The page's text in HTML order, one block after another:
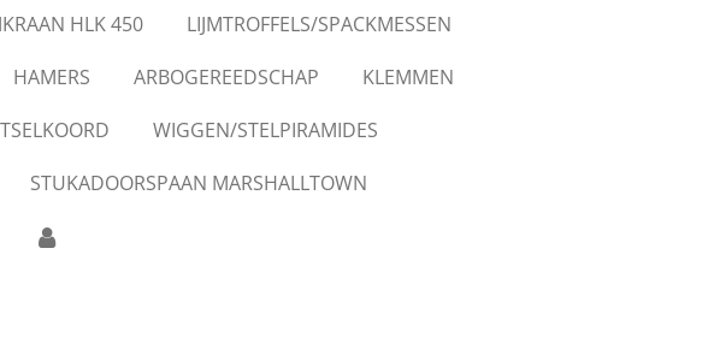
HLK 450
LIJMTROFFELS/SPACKMESSEN
HAMERS ARBOGEREEDSCHAP
KLEMMEN
WIGGEN/STELPIRAMIDES
STUKADOORSPAAN MARSHALLTOWN